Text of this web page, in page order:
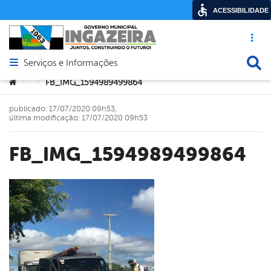
Acesso
Abrir menu principal de navegação
Serviços e Informações
Você está aqui:
> > FB_IMG_1594989499864
FB_IMG_1594989499864
publicado: 17/07/2020 09h53,
última modificação: 17/07/2020 09h53
ACESSIBILIDADE